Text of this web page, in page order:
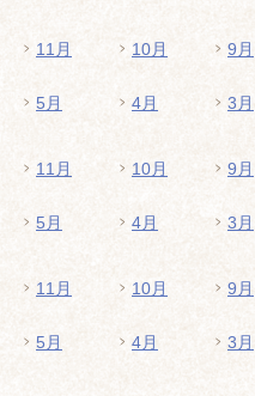
11月 10月 9月
5月 4月 3月
11月 10月 9月
5月 4月 3月
11月 10月 9月
5月 4月 3月